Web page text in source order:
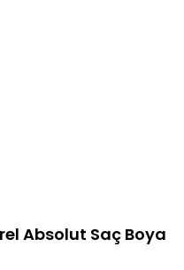
Absolut Saç Boya